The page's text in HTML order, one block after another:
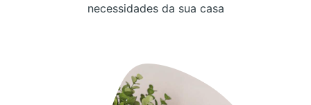
necessidades da sua casa